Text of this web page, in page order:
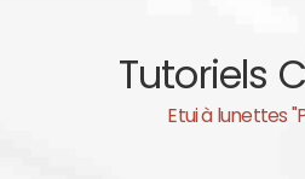
Tutoriels
Etui à lunettes